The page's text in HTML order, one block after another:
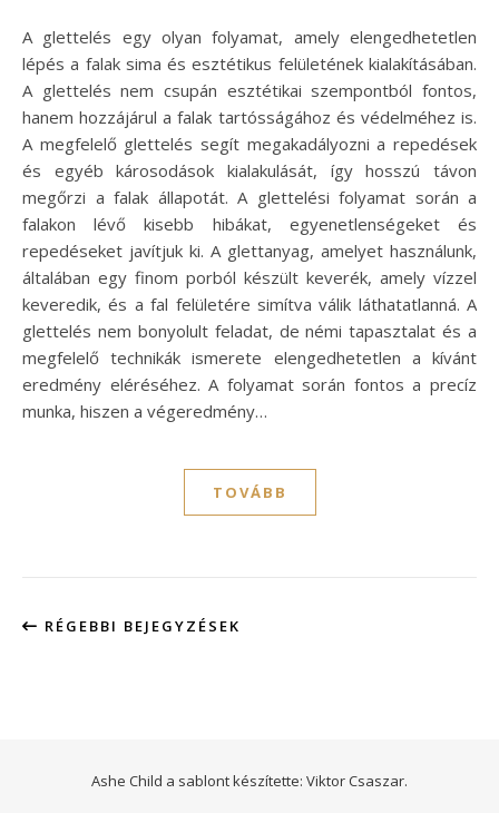
A glettelés egy olyan folyamat, amely elengedhetetlen
lépés a falak sima és esztétikus felületének kialakításában.
A glettelés nem csupán esztétikai szempontból fontos,
hanem hozzájárul a falak tartósságához és védelméhez is.
A megfelelő glettelés segít megakadályozni a repedések
és egyéb károsodások kialakulását, így hosszú távon
megőrzi a falak állapotát. A glettelési folyamat során a
falakon lévő kisebb hibákat, egyenetlenségeket és
repedéseket javítjuk ki. A glettanyag, amelyet használunk,
általában egy finom porból készült keverék, amely vízzel
keveredik, és a fal felületére simítva válik láthatatlanná. A
glettelés nem bonyolult feladat, de némi tapasztalat és a
megfelelő technikák ismerete elengedhetetlen a kívánt
eredmény eléréséhez. A folyamat során fontos a precíz
munka, hiszen a végeredmény…
TOVÁBB
RÉGEBBI BEJEGYZÉSEK
Ashe Child a sablont készítette: Viktor Csaszar.